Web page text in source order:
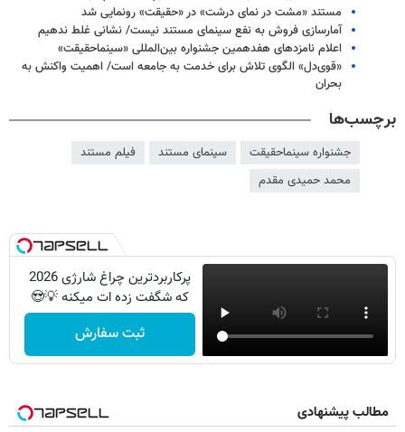
مستند «مشت در نمای درشت» در «حقیقت» رونمایی شد
آمارسازی فروش به نفع سینمای مستند نیست/ نشانی غلط ندهیم
اعلام نامزدهای هفدهمین جشنواره بین‌المللی «سینماحقیقت»
«قوی‌دل» الگوی تلاش برای خدمت به جامعه است/ اهمیت واکنش به
بحران‌
برچسب‌ها
جشنواره سینماحقیقت سینمای مستند
فیلم مستند
محمد حمیدی مقدم
پرکاربردترین چراغ شارژی 2026
که شگفت زده ات میکنه 💡😍
ثبت سفارش
مطالب پیشنهادی